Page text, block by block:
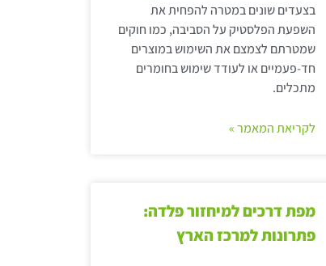
בצעדים שונים במטרה להפחית את
השפעת הפלסטיק על הסביבה, כמו חוקים
שמטרתם לצמצם את השימוש במוצרים
חד-פעמיים או לעודד שימוש בחומרים
מתכלים.
לקריאת המאמר »
מפת דרכים למיחזור פלדה:
פתרונות למרכז הארץ